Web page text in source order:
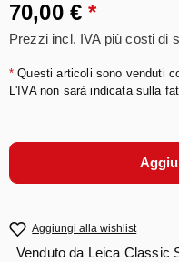
70,00 €*
Prezzi incl. IVA più costi di
* Questi articoli sono venduti
L'IVA non sarà indicata sulla
Aggiungi alla wishlist
Venduto da Leica Classic